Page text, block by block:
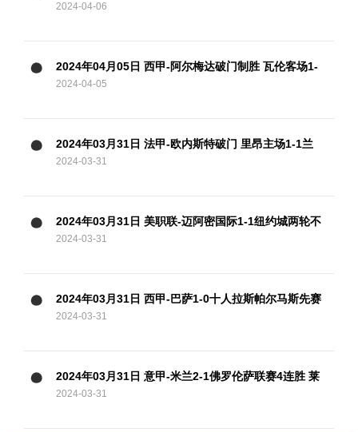
2024-04-06
2024年04月05日 西甲-阿尔梅达破门制胜 瓦伦客场1-
0格拉纳达
2024-04-05
2024年03月31日 法甲-欧内斯特破门 里昂主场1-1兰
斯
2024-03-31
2024年03月31日 美职联-迈阿密国际1-1纽约城两轮不
胜 苏牙破门+失单刀梅西缺阵
2024-03-31
2024年03月31日 西甲-巴萨1-0十人拉斯帕尔马斯先赛
距皇马5分 拉菲尼亚制胜
2024-03-31
2024年03月31日 意甲-米兰2-1佛罗伦萨联赛4连胜 莱
奥过门将破门+脚后跟助攻
2024-03-31